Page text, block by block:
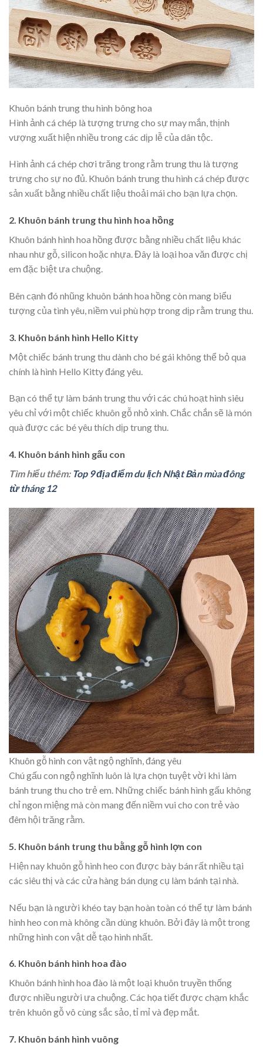
Khuôn bánh trung thu hình bông hoa
Hình ảnh cá chép là tượng trưng cho sự may mắn, thịnh
vượng xuất hiện nhiều trong các dịp lễ của dân tộc.
Hình ảnh cá chép chơi trăng trong rằm trung thu là tượng
trưng cho sự no đủ. Khuôn bánh trung thu hình cá chép được
sản xuất bằng nhiều chất liệu thoải mái cho bạn lựa chọn.
2. Khuôn bánh trung thu hình hoa hồng
Khuôn bánh hình hoa hồng được bằng nhiều chất liệu khác
nhau như gỗ, silicon hoặc nhựa. Đây là loại hoa văn được chị
em đặc biệt ưa chuộng.
Bên cạnh đó nhũng khuôn bánh hoa hồng còn mang biểu
tượng của tình yêu, niềm vui phù hợp trong dịp rằm trung thu.
3. Khuôn bánh hình Hello Kitty
Một chiếc bánh trung thu dành cho bé gái không thể bỏ qua
chính là hình Hello Kitty đáng yêu.
Bạn có thể tự làm bánh trung thu với các chú hoạt hình siêu
yêu chỉ với một chiếc khuôn gỗ nhỏ xinh. Chắc chắn sẽ là món
quà được các bé yêu thích dịp trung thu.
4. Khuôn bánh hình gấu con
Tìm hiểu thêm: Top 9 địa điểm du lịch Nhật Bản mùa đông
từ tháng 12
Khuôn gỗ hình con vật ngộ nghĩnh, đáng yêu
Chú gấu con ngộ nghĩnh luôn là lựa chọn tuyệt vời khi làm
bánh trung thu cho trẻ em. Những chiếc bánh hình gấu không
chỉ ngon miệng mà còn mang đến niềm vui cho con trẻ vào
đêm hội trăng rằm.
5. Khuôn bánh trung thu bằng gỗ hình lợn con
Hiện nay khuôn gỗ hình heo con được bày bán rất nhiều tại
các siêu thị và các cửa hàng bán dụng cụ làm bánh tại nhà.
Nếu bạn là người khéo tay bạn hoàn toàn có thể tự làm bánh
hình heo con mà không cần dùng khuôn. Bởi đây là một trong
những hình con vật dễ tạo hình nhất.
6. Khuôn bánh hình hoa đào
Khuôn bánh hình hoa đào là một loại khuôn truyền thống
được nhiều người ưa chuộng. Các họa tiết được chạm khắc
trên khuôn gỗ vô cùng sắc sảo, tỉ mỉ và đẹp mắt.
7. Khuôn bánh hình vuông